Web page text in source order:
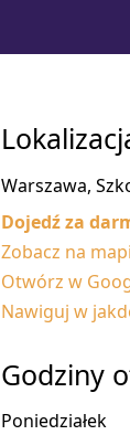
Warszawa,
Dojedź za
Zobacz na
Otwórz w
Nawiguj w
Godziny
Poniedziałek